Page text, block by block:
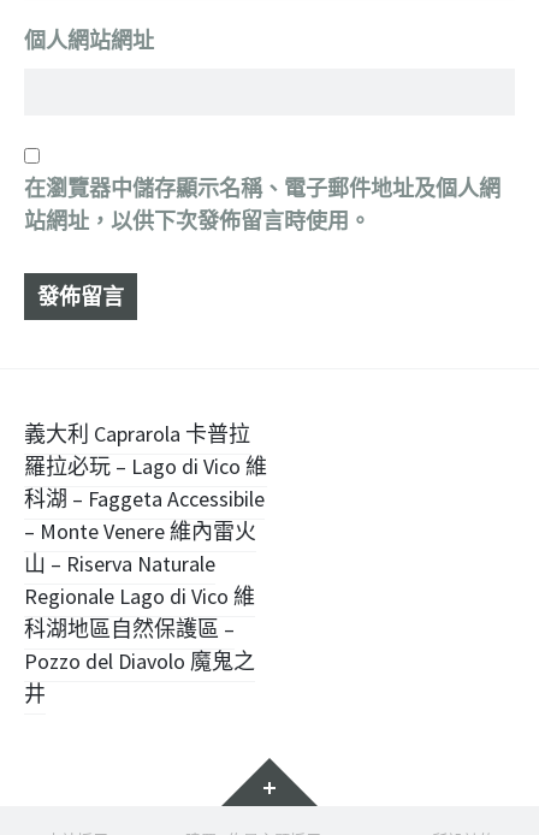
個人網站網址
在瀏覽器中儲存顯示名稱、電子郵件地址及個人網
站網址，以供下次發佈留言時使用。
文
章
導
覽
義大利 Caprarola 卡普拉
羅拉必玩 – Lago di Vico 維
科湖 – Faggeta Accessibile
– Monte Venere 維內雷火
山 – Riserva Naturale
Regionale Lago di Vico 維
科湖地區自然保護區 –
Pozzo del Diavolo 魔鬼之
井
小
工